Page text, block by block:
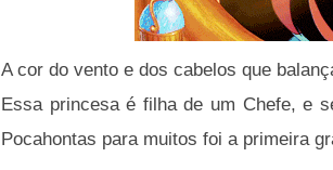
A cor do vento e dos cabelos que
Essa princesa é filha de um Chefe, e
Pocahontas para muitos foi a primeira